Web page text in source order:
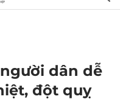
dân dễ
đột quỵ